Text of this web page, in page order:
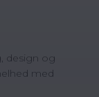
design og
med